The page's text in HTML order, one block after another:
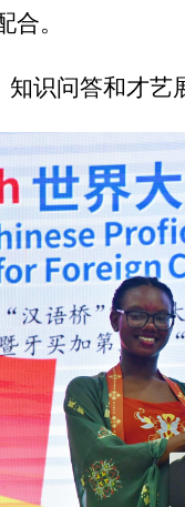
。
识问答和才艺